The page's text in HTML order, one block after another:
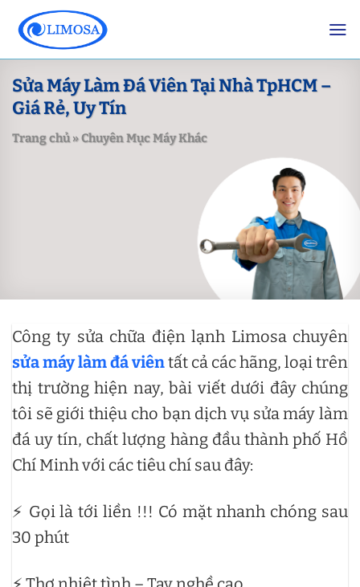
content
Sửa Máy Làm Đá Viên Tại Nhà TpHCM –
Giá Rẻ, Uy Tín
Trang chủ»Chuyên Mục Máy Khác
Công ty sửa chữa điện lạnh Limosa chuyên
sửa máy làm đá viêntất cả các hãng, loại trên
thị trường hiện nay, bài viết dưới đây chúng
tôi sẽ giới thiệu cho bạn dịch vụ sửa máy làm
đá uy tín, chất lượng hàng đầu thành phố Hồ
Chí Minh với các tiêu chí sau đây:
⚡ Gọi là tới liền !!! Có mặt nhanh chóng sau
30 phút